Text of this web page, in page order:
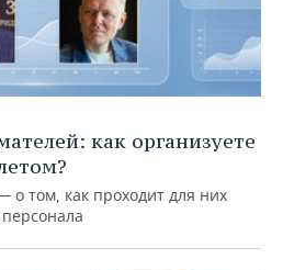
как организуете
о том, как проходит для них